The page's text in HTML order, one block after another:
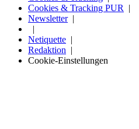
Cookies & Tracking PUR
Newsletter
Netiquette
Redaktion
Cookie-Einstellungen